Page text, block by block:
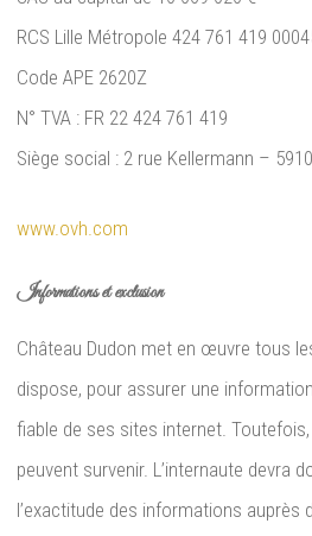
RCS Lille Métropole 424 761 419
Code APE 2620Z
N° TVA : FR 22 424 761 419
Siège social : 2 rue Kellermann –
www.ovh.com
Informations et exclusion
Château Dudon met en œuvre tous
dispose, pour assurer une
fiable de ses sites internet.
peuvent survenir. L’internaute devra
l’exactitude des informations auprès